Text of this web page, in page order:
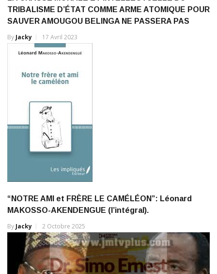
TRIBALISME D’ÉTAT COMME ARME ATOMIQUE POUR
SAUVER AMOUGOU BELINGA NE PASSERA PAS
By Jacky 17 Avril 2023
“NOTRE AMI et FRÈRE LE CAMÉLÉON”: Léonard
MAKOSSO-AKENDENGUE (l’intégral).
By Jacky 2 Octobre 2025